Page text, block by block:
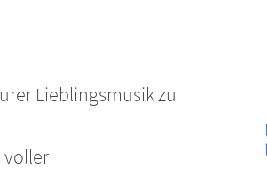
Lieblingsmusik zu
voller